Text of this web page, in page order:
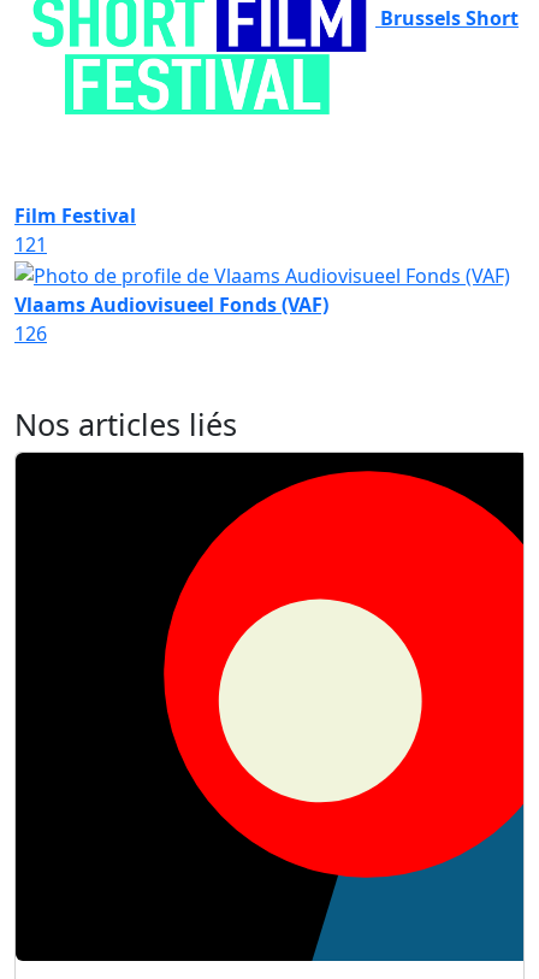
Brussels Short
Film Festival
121
Vlaams Audiovisueel Fonds (VAF)
126
Nos articles liés